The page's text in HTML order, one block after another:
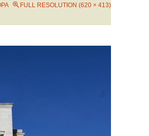
FULL RESOLUTION (620 × 413)